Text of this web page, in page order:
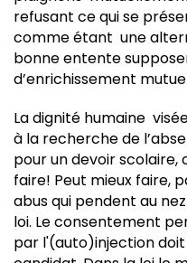
refusant ce qui se
comme étant une
bonne entente
d’enrichissement
La dignité humaine
à la recherche de
pour un devoir scolaire,
faire! Peut mieux faire,
abus qui pendent au
loi. Le consentement
par l'(auto)injection